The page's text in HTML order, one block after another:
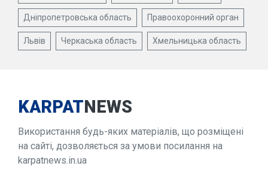
Дніпропетровська область Правоохоронний орган
Львів Черкаська область Хмельницька область
KARPATNEWS
Використання будь-яких матеріалів, що розміщені
на сайті, дозволяється за умови посилання на
karpatnews.in.ua